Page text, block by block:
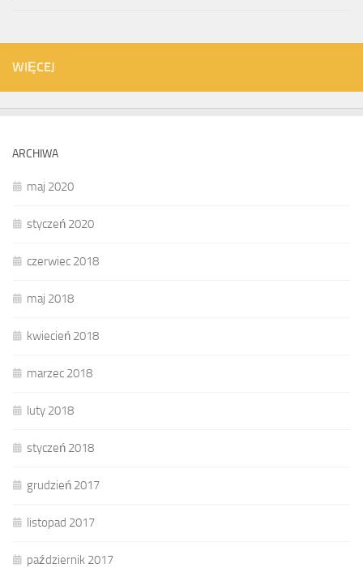
WIĘCEJ
ARCHIWA
maj 2020
styczeń 2020
czerwiec 2018
maj 2018
kwiecień 2018
marzec 2018
luty 2018
styczeń 2018
grudzień 2017
listopad 2017
październik 2017